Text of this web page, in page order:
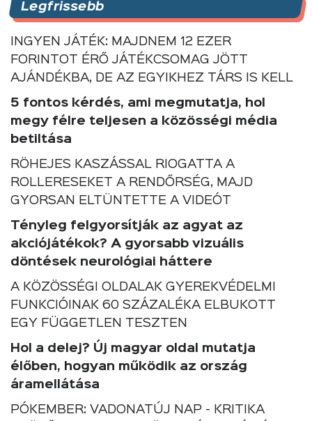
Legfrissebb
INGYEN JÁTÉK: MAJDNEM 12 EZER
FORINTOT ÉRŐ JÁTÉKCSOMAG JÖTT
AJÁNDÉKBA, DE AZ EGYIKHEZ TÁRS IS KELL
5 fontos kérdés, ami megmutatja, hol
megy félre teljesen a közösségi média
betiltása
RÖHEJES KASZÁSSAL RIOGATTA A
ROLLERESEKET A RENDŐRSÉG, MAJD
GYORSAN ELTÜNTETTE A VIDEÓT
Tényleg felgyorsítják az agyat az
akciójátékok? A gyorsabb vizuális
döntések neurológiai háttere
A KÖZÖSSÉGI OLDALAK GYEREKVÉDELMI
FUNKCIÓINAK 60 SZÁZALÉKA ELBUKOTT
EGY FÜGGETLEN TESZTEN
Hol a delej? Új magyar oldal mutatja
élőben, hogyan működik az ország
áramellátása
PÓKEMBER: VADONATÚJ NAP - KRITIKA